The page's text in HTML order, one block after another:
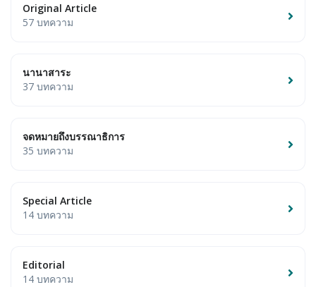
Original Article
57 บทความ
นานาสาระ
37 บทความ
จดหมายถึงบรรณาธิการ
35 บทความ
Special Article
14 บทความ
Editorial
14 บทความ